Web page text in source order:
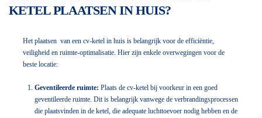
KETEL PLAATSEN IN HUIS?
Het plaatsen van een cv-ketel in huis is belangrijk voor de efficiëntie,
veiligheid en ruimte-optimalisatie. Hier zijn enkele overwegingen voor de
beste locatie:
Geventileerde ruimte: Plaats de cv-ketel bij voorkeur in een goed
geventileerde ruimte. Dit is belangrijk vanwege de verbrandingsprocessen
die plaatsvinden in de ketel, die adequate luchttoevoer nodig hebben en de